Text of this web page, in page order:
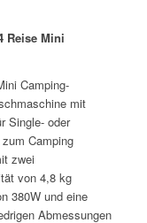
Reise Mini
Camping-
mit
Single- oder
Camping
zwei
von 4,8 kg
380W und eine
Abmessungen